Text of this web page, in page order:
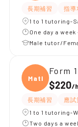
長期補習 指導
1 to 1 tutoring-
One day a
Male tutor/
Maths
Form
$220/
長期補習 應試
1 to 1 tutoring-
Two days a